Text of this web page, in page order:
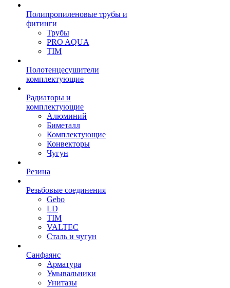
Полипропиленовые трубы и
фитинги
Трубы
PRO AQUA
TIM
Полотенцесушители
комплектующие
Радиаторы и
комплектующие
Алюминий
Биметалл
Комплектующие
Конвекторы
Чугун
Резина
Резьбовые соединения
Gebo
LD
TIM
VALTEC
Сталь и чугун
Санфаянс
Арматура
Умывальники
Унитазы